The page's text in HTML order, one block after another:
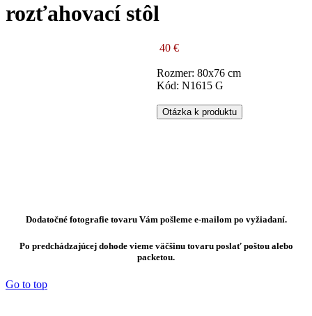
rozťahovací stôl
40 €
Rozmer: 80x76 cm
Kód: N1615 G
Otázka k produktu
Dodatočné fotografie tovaru Vám pošleme e-mailom po vyžiadaní.
Po predchádzajúcej dohode vieme väčšinu tovaru poslať poštou alebo
packetou.
Go to top